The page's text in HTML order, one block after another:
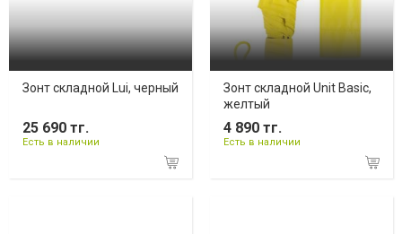
Зонт складной Lui, черный
25 690 тг.
Есть в наличии
Зонт складной Unit Basic,
желтый
4 890 тг.
Есть в наличии